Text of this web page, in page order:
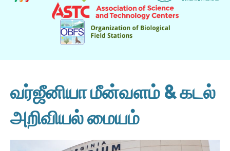
வர்ஜீனியா மீன்வளம் & கடல்
அறிவியல் மையம்